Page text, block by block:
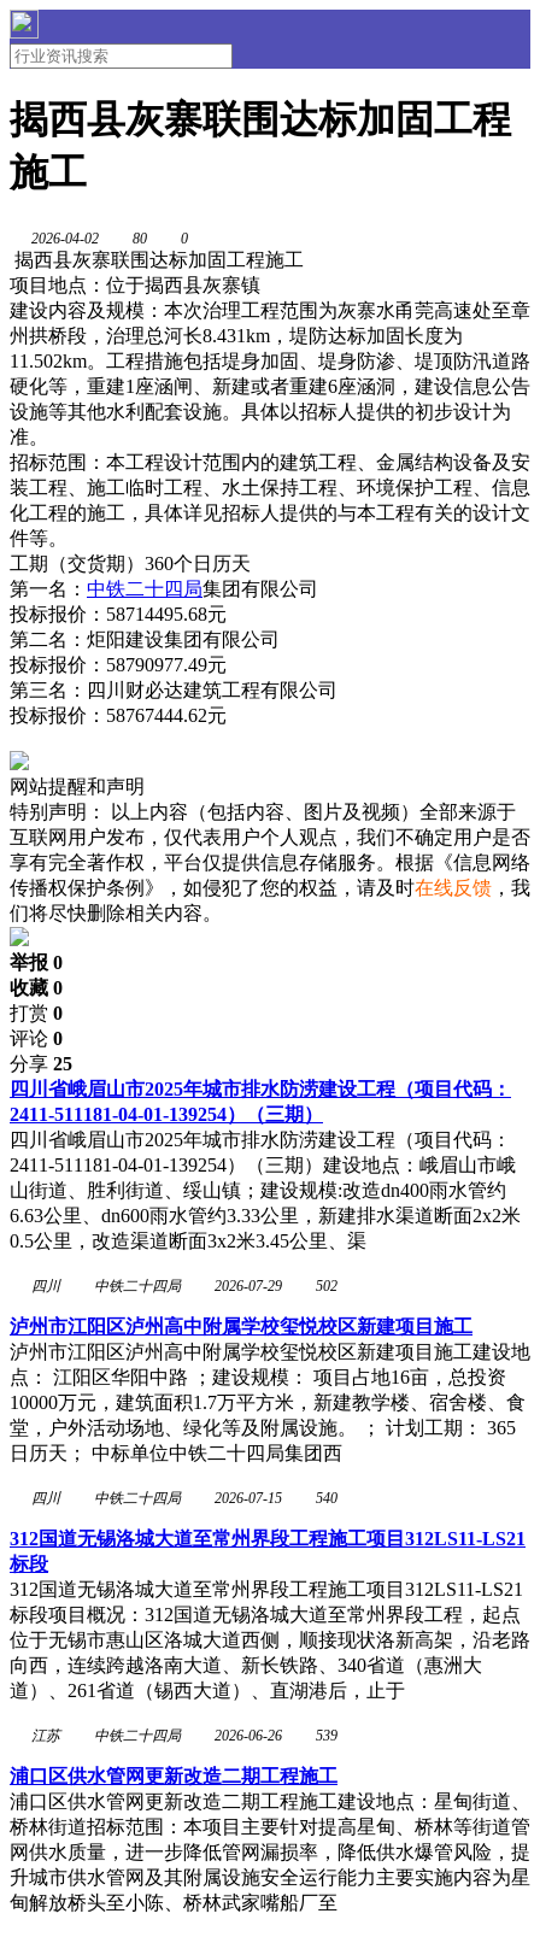
揭西县灰寨联围达标加固工程
施工
2026-04-02 80 0
揭西县灰寨联围达标加固工程施工
项目地点：位于揭西县灰寨镇
建设内容及规模：本次治理工程范围为灰寨水甬莞高速处至章
州拱桥段，治理总河长8.431km，堤防达标加固长度为
11.502km。工程措施包括堤身加固、堤身防渗、堤顶防汛道路
硬化等，重建1座涵闸、新建或者重建6座涵洞，建设信息公告
设施等其他水利配套设施。具体以招标人提供的初步设计为
准。
招标范围：本工程设计范围内的建筑工程、金属结构设备及安
装工程、施工临时工程、水土保持工程、环境保护工程、信息
化工程的施工，具体详见招标人提供的与本工程有关的设计文
件等。
工期（交货期）360个日历天
第一名： 中铁二十四局集团有限公司
投标报价：58714495.68元
第二名：炬阳建设集团有限公司
投标报价：58790977.49元
第三名：四川财必达建筑工程有限公司
投标报价：58767444.62元
网站提醒和声明
特别声明：
以上内容（包括内容、图片及视频）全部来源于
互联网用户发布，仅代表用户个人观点，我们不确定用户是否
享有完全著作权，平台仅提供信息存储服务。根据《信息网络
传播权保护条例》，如侵犯了您的权益，请及时在线反馈 ，我
们将尽快删除相关内容。
举报 0
收藏 0
打赏 0
评论 0
分享 25
四川省峨眉山市2025年城市排水防涝建设工程（项目代码：
2411-511181-04-01-139254）（三期）
四川省峨眉山市2025年城市排水防涝建设工程（项目代码：
2411-511181-04-01-139254）（三期）建设地点：峨眉山市峨
山街道、胜利街道、绥山镇；建设规模:改造dn400雨水管约
6.63公里、dn600雨水管约3.33公里，新建排水渠道断面2x2米
0.5公里，改造渠道断面3x2米3.45公里、渠
四川 中铁二十四局 2026-07-29 502
泸州市江阳区泸州高中附属学校玺悦校区新建项目施工
泸州市江阳区泸州高中附属学校玺悦校区新建项目施工建设地
点： 江阳区华阳中路 ；建设规模： 项目占地16亩，总投资
10000万元，建筑面积1.7万平方米，新建教学楼、宿舍楼、食
堂，户外活动场地、绿化等及附属设施。 ； 计划工期： 365
日历天； 中标单位中铁二十四局集团西
四川 中铁二十四局 2026-07-15 540
312国道无锡洛城大道至常州界段工程施工项目312LS11-LS21
标段
312国道无锡洛城大道至常州界段工程施工项目312LS11-LS21
标段项目概况：312国道无锡洛城大道至常州界段工程，起点
位于无锡市惠山区洛城大道西侧，顺接现状洛新高架，沿老路
向西，连续跨越洛南大道、新长铁路、340省道（惠洲大
道）、261省道（锡西大道）、直湖港后，止于
江苏 中铁二十四局 2026-06-26 539
浦口区供水管网更新改造二期工程施工
浦口区供水管网更新改造二期工程施工建设地点：星甸街道、
桥林街道招标范围：本项目主要针对提高星甸、桥林等街道管
网供水质量，进一步降低管网漏损率，降低供水爆管风险，提
升城市供水管网及其附属设施安全运行能力主要实施内容为星
甸解放桥头至小陈、桥林武家嘴船厂至